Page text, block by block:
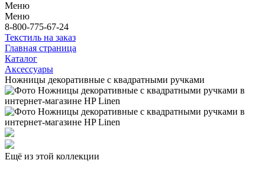
Меню
Меню
8-800-775-67-24
Текстиль на заказ
Главная страница
Каталог
Аксессуары
Ножницы декоративные с квадратными ручками
Ещё из этой коллекции